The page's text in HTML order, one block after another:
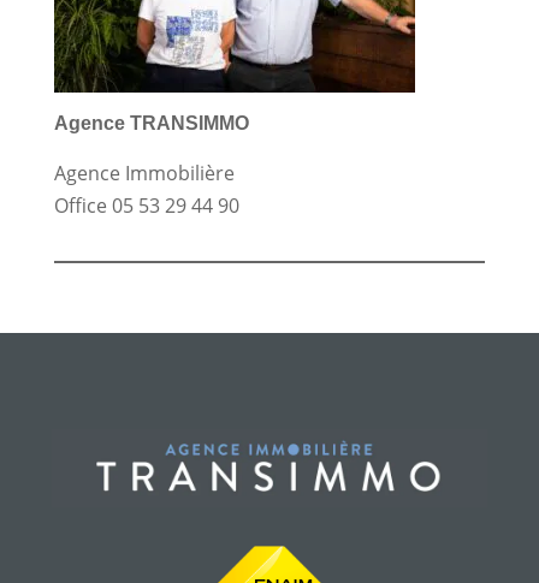
Agence TRANSIMMO
Agence Immobilière
Office 05 53 29 44 90